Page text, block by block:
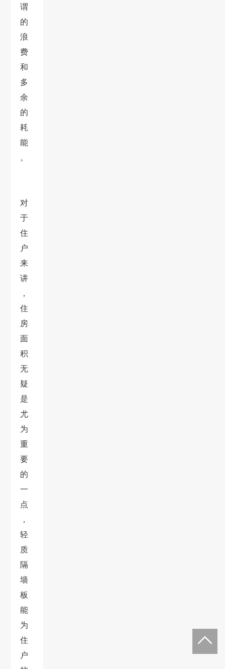
谓
的
浪
费
和
多
余
的
耗
能
。
对
于
住
户
来
讲
，
住
房
面
积
无
疑
是
尤
为
重
要
的
一
点
，
轻
质
隔
墙
板
能
为
住
户